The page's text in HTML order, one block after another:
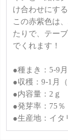
け合わせにす
この赤紫色は
たりで、テー
でくれます！
●種まき：5-9
●収穫：9-1月
●内容量：2ｇ
●発芽率：75％
●生産地：イタ